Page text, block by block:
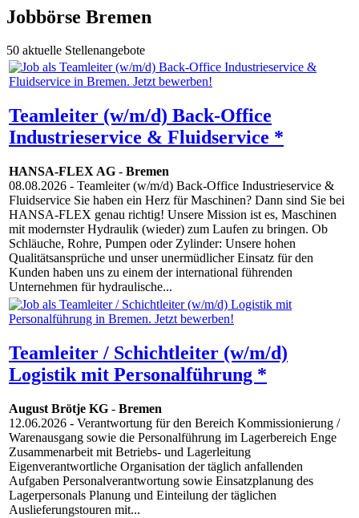
Jobbörse Bremen
50 aktuelle Stellenangebote
Teamleiter (w/m/d) Back-Office
Industrieservice & Fluidservice *
HANSA-FLEX AG - Bremen
08.08.2026 - Teamleiter (w/m/d) Back-Office Industrieservice &
Fluidservice Sie haben ein Herz für Maschinen? Dann sind Sie bei
HANSA-FLEX genau richtig! Unsere Mission ist es, Maschinen
mit modernster Hydraulik (wieder) zum Laufen zu bringen. Ob
Schläuche, Rohre, Pumpen oder Zylinder: Unsere hohen
Qualitätsansprüche und unser unermüdlicher Einsatz für den
Kunden haben uns zu einem der international führenden
Unternehmen für hydraulische...
Teamleiter / Schichtleiter (w/m/d)
Logistik mit Personalführung *
August Brötje KG - Bremen
12.06.2026 - Verantwortung für den Bereich Kommissionierung /
Warenausgang sowie die Personalführung im Lagerbereich Enge
Zusammenarbeit mit Betriebs- und Lagerleitung
Eigenverantwortliche Organisation der täglich anfallenden
Aufgaben Personalverantwortung sowie Einsatzplanung des
Lagerpersonals Planung und Einteilung der täglichen
Auslieferungstouren mit...